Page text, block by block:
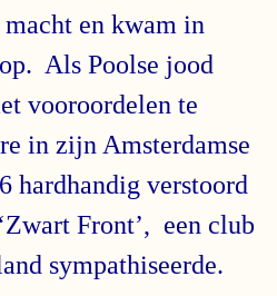
en kwam in
Als Poolse jood
vooroordelen te
in zijn Amsterdamse
hardhandig verstoord
Front’, een club
sympathiseerde.